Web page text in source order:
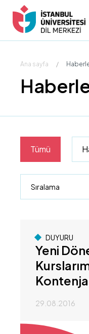
Ana sayfa /
Tümü
DUYURU
Yeni
29.08.2016